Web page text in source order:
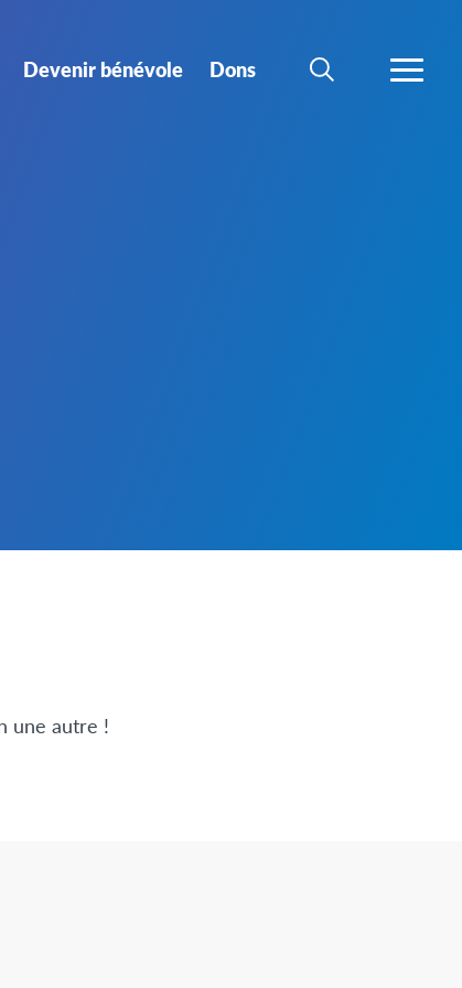
Devenir bénévole Dons
CHERCHERPLUS
une autre !